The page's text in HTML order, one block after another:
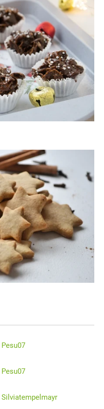
Pesu07
Pesu07
Silviatempelmayr